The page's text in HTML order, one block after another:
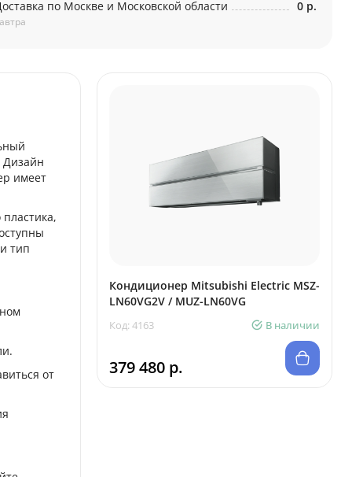
по Москве и Московской области 0 р.
Дизайн
имеет
тип
от
Кондиционер Mitsubishi Electric MSZ-
LN60VG2V / MUZ-LN60VG
Код: 4163 В наличии
379 480 р.